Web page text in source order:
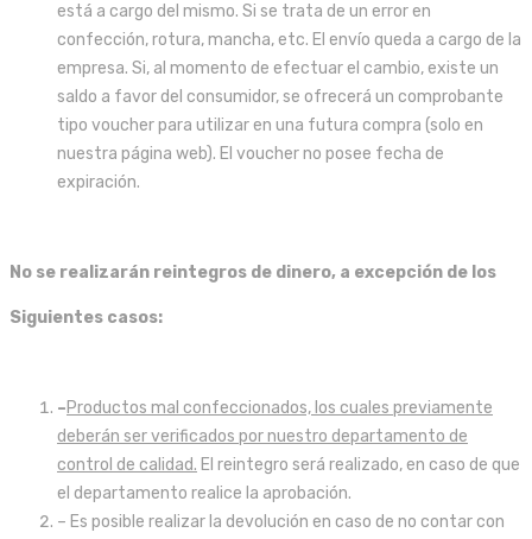
está a cargo del mismo. Si se trata de un error en
confección, rotura, mancha, etc. El envío queda a cargo de la
empresa. Si, al momento de efectuar el cambio, existe un
saldo a favor del consumidor, se ofrecerá un comprobante
tipo voucher para utilizar en una futura compra (solo en
nuestra página web). El voucher no posee fecha de
expiración.
No se realizarán reintegros de dinero, a excepción de los
Siguientes casos:
–Productos mal confeccionados, los cuales previamente
deberán ser verificados por nuestro departamento de
control de calidad. El reintegro será realizado, en caso de que
el departamento realice la aprobación.
– Es posible realizar la devolución en caso de no contar con